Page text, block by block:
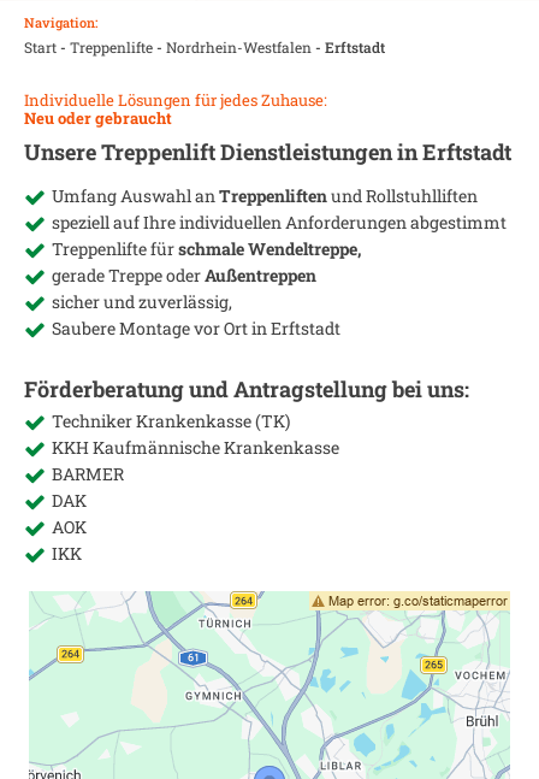
Navigation:
Start- Treppenlifte- Nordrhein-Westfalen - Erftstadt
Individuelle Lösungen für jedes Zuhause:
Neu oder gebraucht
Unsere Treppenlift Dienstleistungen inErftstadt
Umfang Auswahl anTreppenliftenund Rollstuhlliften
speziell auf Ihre individuellen Anforderungen abgestimmt
Treppenlifte fürschmale Wendeltreppe,
gerade Treppe oderAußentreppen
sicher und zuverlässig,
Saubere Montage vor Ort inErftstadt
Förderberatung und Antragstellung bei uns:
Techniker Krankenkasse (TK)
KKH Kaufmännische Krankenkasse
BARMER
DAK
AOK
IKK